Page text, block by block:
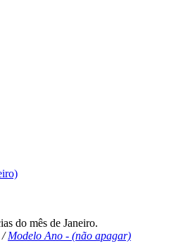
do mês de Janeiro.
/Modelo Ano - (não apagar)